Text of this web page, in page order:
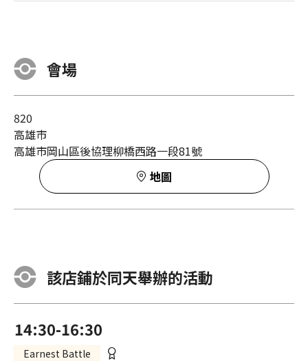
會場
820
高雄市
高雄市岡山區後協理柳橋西路一段81號
地圖
該店鋪於同天舉辦的活動
14:30-16:30
Earnest Battle